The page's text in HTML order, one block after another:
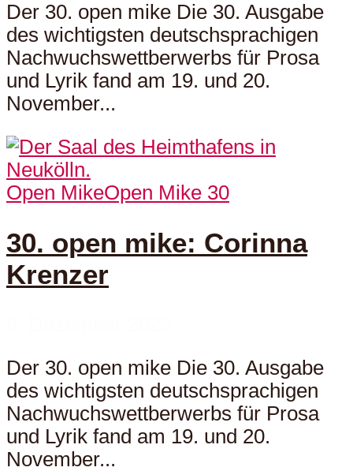
Der 30. open mike Die 30. Ausgabe
des wichtigsten deutschsprachigen
Nachwuchswettberwerbs für Prosa
und Lyrik fand am 19. und 20.
November...
Open MikeOpen Mike 30
30. open mike: Corinna
Krenzer
Der 30. open mike Die 30. Ausgabe
des wichtigsten deutschsprachigen
Nachwuchswettberwerbs für Prosa
und Lyrik fand am 19. und 20.
November...